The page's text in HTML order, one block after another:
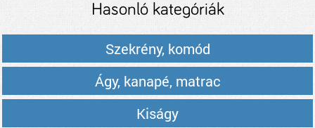
Hasonló kategóriák
Szekrény, komód
Ágy, kanapé, matrac
Kiságy